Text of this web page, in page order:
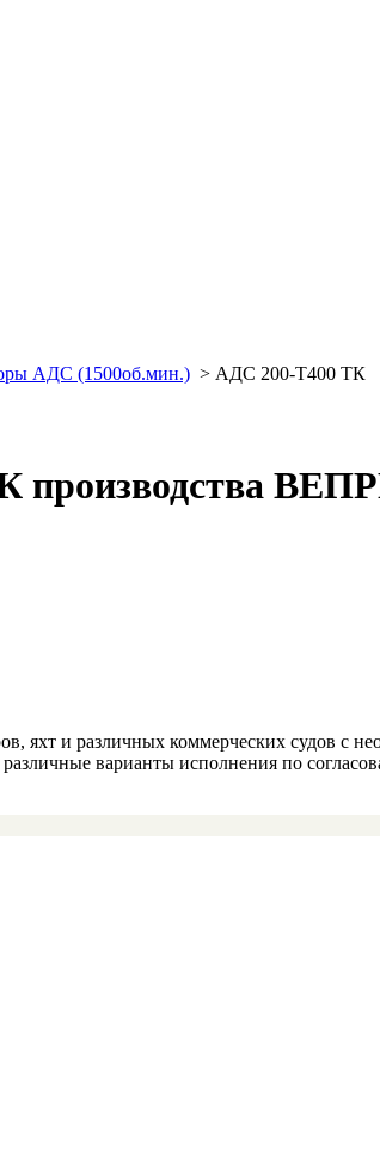
АДС (1500об.мин.) > АДС 200-Т400 ТК
производства
яхт и различных коммерческих судов с
варианты исполнения по